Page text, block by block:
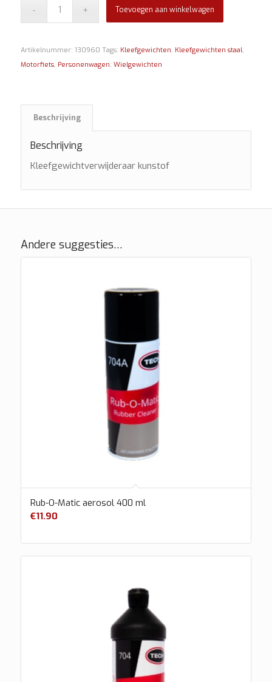
Toevoegen aan winkelwagen
Artikelnummer: 130960 Tags: Kleefgewichten, Kleefgewichten staal,
Motorfiets, Personenwagen, Wielgewichten
Beschrijving
Beschrijving
Kleefgewichtverwijderaar kunstof
Andere suggesties…
Rub-O-Matic aerosol 400 ml
€11.90